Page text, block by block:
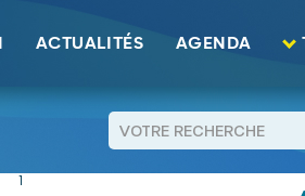
ACTUALITÉS AGENDA
dans la société d’aujourd’hui
1
RETOUR